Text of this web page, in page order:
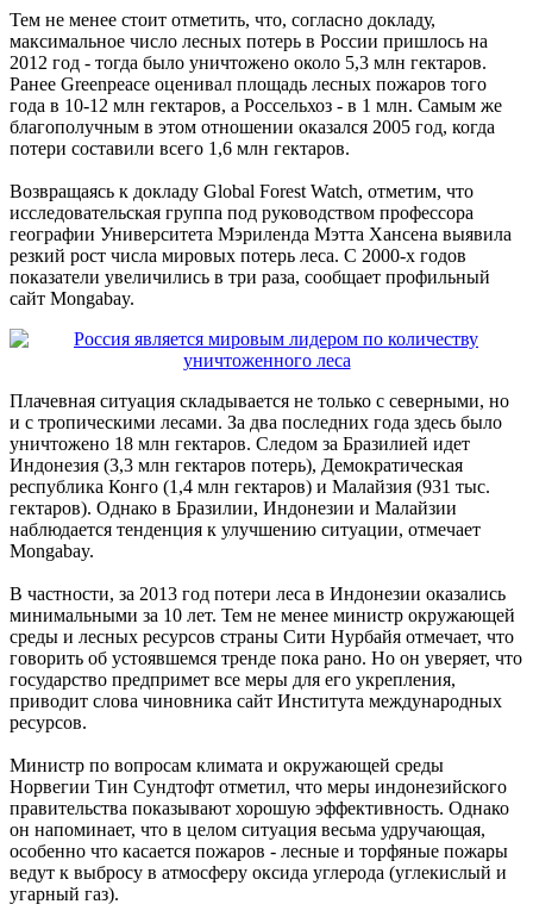
Тем не менее стоит отметить, что, согласно докладу,
максимальное число лесных потерь в России пришлось на
2012 год - тогда было уничтожено около 5,3 млн гектаров.
Ранее Greenpeace оценивал площадь лесных пожаров того
года в 10-12 млн гектаров, а Россельхоз - в 1 млн. Самым же
благополучным в этом отношении оказался 2005 год, когда
потери составили всего 1,6 млн гектаров.
Возвращаясь к докладу Global Forest Watch, отметим, что
исследовательская группа под руководством профессора
географии Университета Мэриленда Мэтта Хансена выявила
резкий рост числа мировых потерь леса. С 2000-х годов
показатели увеличились в три раза, сообщает профильный
сайт Mongabay.
Плачевная ситуация складывается не только с северными, но
и с тропическими лесами. За два последних года здесь было
уничтожено 18 млн гектаров. Следом за Бразилией идет
Индонезия (3,3 млн гектаров потерь), Демократическая
республика Конго (1,4 млн гектаров) и Малайзия (931 тыс.
гектаров). Однако в Бразилии, Индонезии и Малайзии
наблюдается тенденция к улучшению ситуации, отмечает
Mongabay.
В частности, за 2013 год потери леса в Индонезии оказались
минимальными за 10 лет. Тем не менее министр окружающей
среды и лесных ресурсов страны Сити Нурбайя отмечает, что
говорить об устоявшемся тренде пока рано. Но он уверяет, что
государство предпримет все меры для его укрепления,
приводит слова чиновника сайт Института международных
ресурсов.
Министр по вопросам климата и окружающей среды
Норвегии Тин Сундтофт отметил, что меры индонезийского
правительства показывают хорошую эффективность. Однако
он напоминает, что в целом ситуация весьма удручающая,
особенно что касается пожаров - лесные и торфяные пожары
ведут к выбросу в атмосферу оксида углерода (углекислый и
угарный газ).